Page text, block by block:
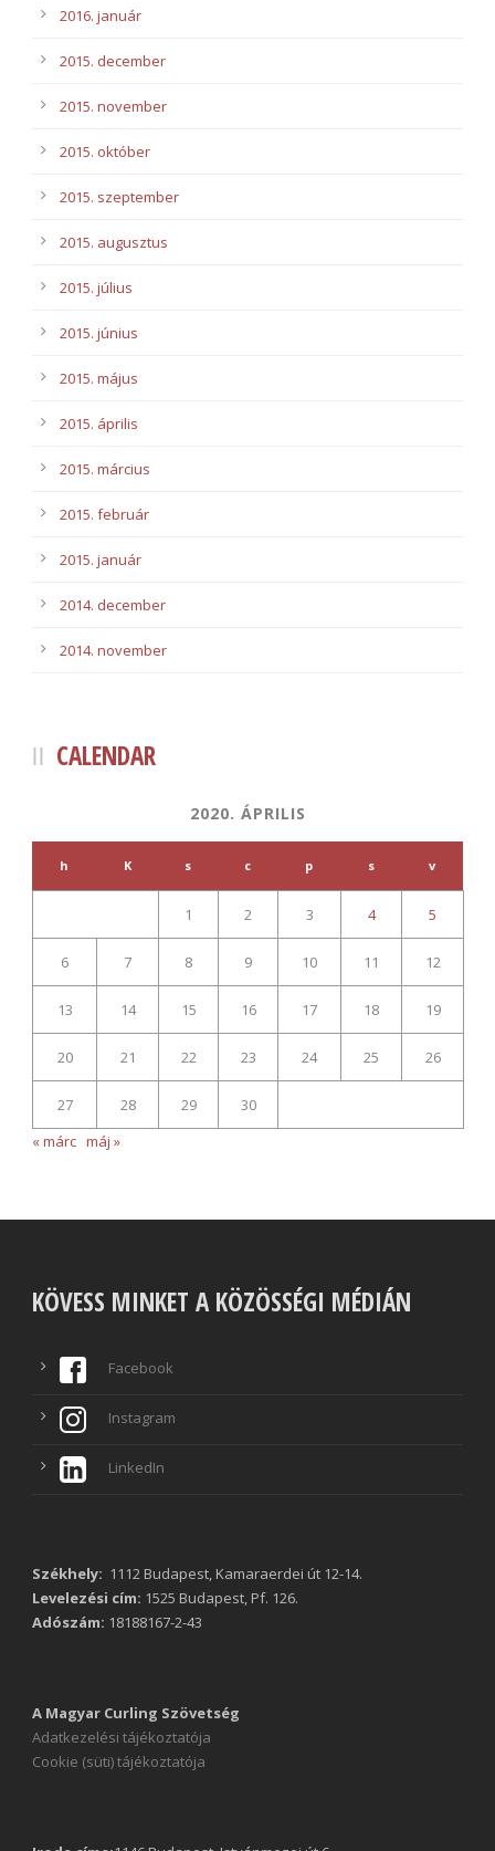
2016. január
2015. december
2015. november
2015. október
2015. szeptember
2015. augusztus
2015. július
2015. június
2015. május
2015. április
2015. március
2015. február
2015. január
2014. december
2014. november
CALENDAR
2020. ÁPRILIS
h K s c p s v
1 2 3 4 5
6 7 8 9 10 11 12
13 14 15 16 17 18 19
20 21 22 23 24 25 26
27 28 29
30
« márc máj »
KÖVESS MINKET A KÖZÖSSÉGI MÉDIÁN
Facebook
Instagram
LinkedIn
Székhely: 1112 Budapest, Kamaraerdei út 12-14.
Levelezési cím: 1525 Budapest, Pf. 126.
Adószám: 18188167-2-43
A Magyar Curling Szövetség
Adatkezelési tájékoztatója
Cookie (süti) tájékoztatója